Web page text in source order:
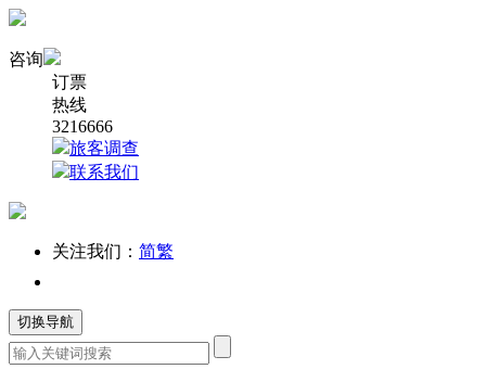
咨询
订票
热线
3216666
旅客调查
联系我们
关注我们： 简繁
切换导航